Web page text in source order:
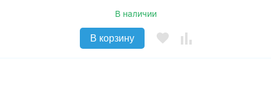
В наличии
В корзину